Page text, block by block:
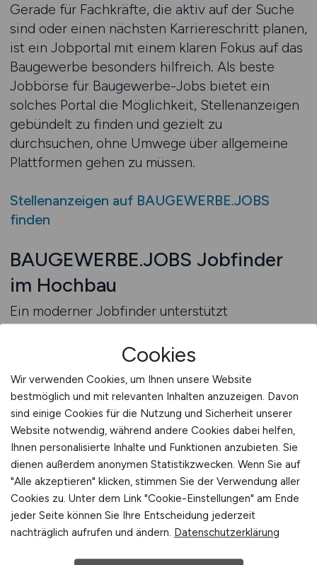
Gerade für Fachkräfte, die aktiv auf der Suche
sind oder einen nächsten Karriereschritt planen,
ist ein Jobportal mit einem klaren Fokus auf das
Baugewerbe besonders hilfreich. Als beste
Jobbörse für Baugewerbe-Jobs bietet ein
solches Portal die Möglichkeit, Stellenanzeigen
gebündelt zu finden und gezielt zu
durchsuchen, ohne Umwege über allgemeine
Plattformen gehen zu müssen.
Stellenanzeigen auf BAUGEWERBE.JOBS
finden
BAUGEWERBE.JOBS Jobfinder
im Hochbau
Ein moderner Jobfinder unterstützt
Arbeitnehmer im Hochbau dabei, ihre Jobsuche
effizient und strukturiert zu gestalten. Statt sich
arbeiten, ermöglicht ein Jobfinder eine gezielte
Annäherung an passende Angebote.
Arbeitnehmer können ihre Suche so ausrichten,
dass sie den eigenen beruflichen Hintergrund,
gewünschte Einsatzorte und persönlichen
Präferenzen berücksichtigt. Gerade im
Hochbau, wo Projekte regional gebunden sind,
spielt diese gezielte Suche eine entscheidende
Rolle.
Cookies
Wir verwenden Cookies, um Ihnen unsere Website
bestmöglich und mit relevanten Inhalten anzuzeigen. Davon
sind einige Cookies für die Nutzung und Sicherheit unserer
Website notwendig, während andere Cookies dabei helfen,
Ihnen personalisierte Inhalte und Funktionen anzubieten. Sie
dienen außerdem anonymen Statistikzwecken. Wenn Sie auf
"Alle akzeptieren" klicken, stimmen Sie der Verwendung aller
Cookies zu. Unter dem Link "Cookie-Einstellungen" am Ende
jeder Seite können Sie Ihre Entscheidung jederzeit
nachträglich aufrufen und ändern. Datenschutzerklärung